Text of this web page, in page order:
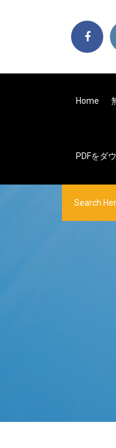
Home
PDFをダ